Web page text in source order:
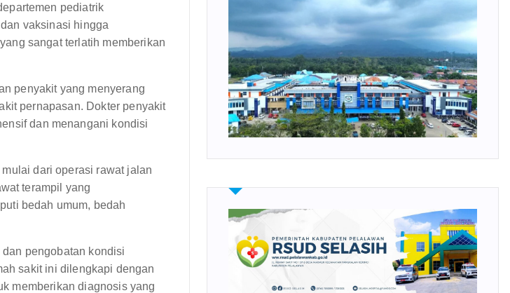
pediatrik
vaksinasi hingga
sangat terlatih memberikan
penyakit yang menyerang
pernapasan. Dokter penyakit
dan menangani kondisi
dari operasi rawat jalan
terampil yang
bedah umum, bedah
pengobatan kondisi
sakit ini dilengkapi dengan
memberikan diagnosis yang